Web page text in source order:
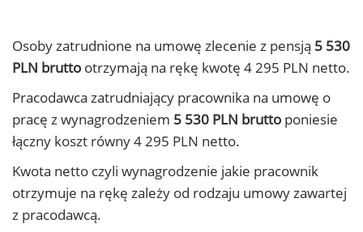
Osoby zatrudnione na umowę zlecenie z pensją 5 530
PLN brutto otrzymają na rękę kwotę 4 295 PLN netto.
Pracodawca zatrudniający pracownika na umowę o
pracę z wynagrodzeniem 5 530 PLN brutto poniesie
łączny koszt równy 4 295 PLN netto.
Kwota netto czyli wynagrodzenie jakie pracownik
otrzymuje na rękę zależy od rodzaju umowy zawartej
z pracodawcą.